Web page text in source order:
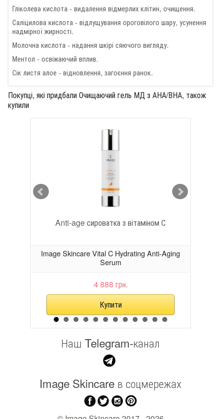
Гліколева кислота - видалення відмерлих клітин, очищення.
Саліцилова кислота - відлущування ороговілого шару, усунення
надмірної жирності.
Молочна кислота - надання шкірі сяючого вигляду.
Ментол - освіжаючий вплив.
Сік листя алое - відновлення, загоєння ранок.
Покупці, які придбали Очищаючий гель МД з АНА/ВНА, також
купили
Anti-age сироватка з вітаміном С
Image Skincare Vital C Hydrating Anti-Aging
Serum
4 888 грн.
Наш Telegram-канал
Image Skincare в соцмережах